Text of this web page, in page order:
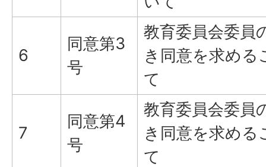
6
同意第3
号
教育委員会委員
き同意を求める
て
7
同意第4
号
教育委員会委員
き同意を求める
て